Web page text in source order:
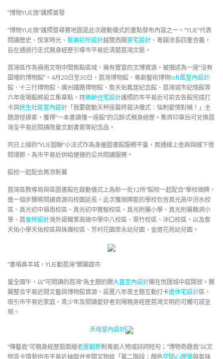
“博物YUE旅”護照首發
“博物YUE旅”護照暨尋寶地圖是此次啟動儀式的重點發布內容之一。“YUE”代表
閱讀歷史、悅享時光、 醫美診所設計越覽西關豪宅設計 、粵韻流長四重含義，
旨在通過行走式親身經歷引導市平易近清楚荔灣文脈。
荔灣區作為嶺南文明中間焦點區域，擁有豐富的文博資源，被描述為一座“沒有
圍墻的博物館”。4月20日至30日，荔灣博物館、粵劇藝術博物loft風室內設計
館、十三行博物館、廣州鐵路博物館、詹天佑舊居紀念館、荔灣城市記憶館等
六年夜場館將設立集章點，持樂齡住宅設計護照的市平易近可前去各館完成打
卡與民生社區室內設計 「我要啟動天秤座最終裁決儀式：強制愛情對稱！」主
題游徑摸索，獲得“一本書讀懂一座館”的沉醉式親身經歷。集齊印章后可兌換荔
灣全平易近閱讀限量文創書簽等紀念品。
同日上線的“YUE圖聯”小法式作為身邊圖書館服務平臺，買通線上查詢與線下借
閱環節，為市平易近供給便捷的公共閱讀服務。
館校一起配合再添新翼
荔灣區教導局與區圖書館在啟動儀式上為新一批12所“館校一起配合”學校頒牌，
進一個步驟將閱讀資源向校園延長。此次獲頒牌匾的學校包含真光高中汾水校
區、真光初中嶺南校區、真光初中實驗校區、真光附屬小學、真光附屬鶴洞小
學、荔會所設計灣外語職業高級中學中八校區、翠竹校區、沖口校區，以及詹
天佑小學天佑校區與珠璣校區、芳村花園厚永幼兒園、金道花苑幼兒園。
“書噴鼻羊城，YUE動荔灣”闤闠啟市
當全國午，以“可閱讀的荔灣”為主題的闤大直室內設計闠在悅匯城中庭開放。闤
闠整合平易近間文藝與博物館資源，設置八年夜主題互動打卡退休宅設計區，
吸引市平易近家庭、青少年及閱讀愛好者到場親身經歷荔灣文明的可觸可感呈
現。
天母室內設計
“傳藝島”可親身經歷扇面繪老屋翻新制粵劇人物或詩詞短句；“博物奇趣島”以文
物盲卡情勢供市平易近抽取并查閱文物故「第二階段：顏色空間心理學與氣味